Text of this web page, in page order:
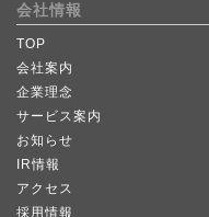
会社情報
TOP
会社案内
企業理念
サービス案内
お知らせ
IR情報
アクセス
採用情報